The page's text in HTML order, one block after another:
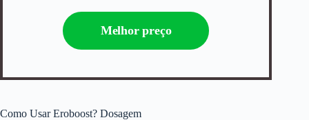
Melhor preço
Como Usar Eroboost? Dosagem